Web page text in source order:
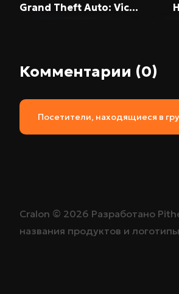
Grand Theft Auto: Vice City – The Definitive Edition
Комментарии (0)
Посетители, находящиеся в
Cralon © 2026 Разработано
названия продуктов и